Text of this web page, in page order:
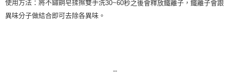
7-11取貨付款
使用方法 ： 將不鏽鋼皂揉擦雙手洗30~60秒之後會釋放鐵離子，鐵離子會跟
異味分子做結合即可去除各異味。
--